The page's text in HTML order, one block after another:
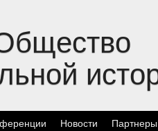
Новости Партнеры